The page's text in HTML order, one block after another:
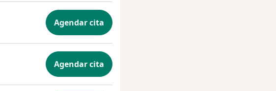
Agendar cita
Agendar cita